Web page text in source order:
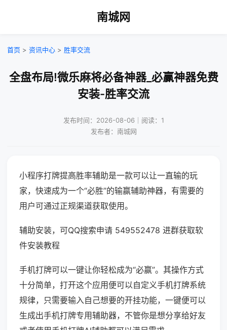
南城网
首页 > 资讯中心 > 胜率交流
全盘布局!微乐麻将必备神器_必赢神器免费
安装-胜率交流
发布时间：2026-08-06｜阅读：1
发布者：南城网
小程序打牌提高胜率辅助是一款可以让一直输的玩
家，快速成为一个“必胜”的输赢辅助神器，有需要的
用户可通过正规渠道获取使用。
辅助安装，可QQ搜索申请 549552478 进群获取软
件安装教程
手机打牌可以一键让你轻松成为“必赢”。其操作方式
十分简单，打开这个应用便可以自定义手机打牌系统
规律，只需要输入自己想要的开挂功能，一键便可以
生成出手机打牌专用辅助器，不管你是想分享给好友